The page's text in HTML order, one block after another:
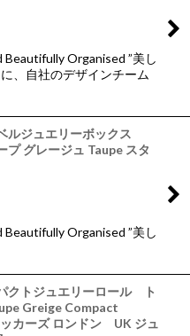
Organised ”美し
、自社のデザインチーム
ルジュエリーボックス
グレージュ Taupe スタ
Organised ”美し
クトジュエリーロール ト
Greige Compact
カーズ ロンドン UK ジュ